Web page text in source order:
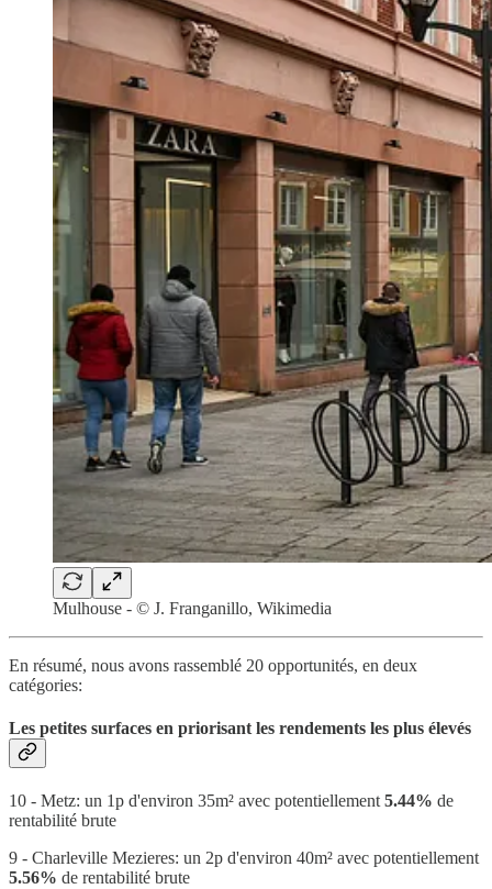
Mulhouse - © J. Franganillo, Wikimedia
En résumé, nous avons rassemblé 20 opportunités, en deux
catégories:
Les petites surfaces en priorisant les rendements les plus élevés
10 - Metz: un 1p d'environ 35m² avec potentiellement 5.44% de
rentabilité brute
9 - Charleville Mezieres: un 2p d'environ 40m² avec potentiellement
5.56% de rentabilité brute